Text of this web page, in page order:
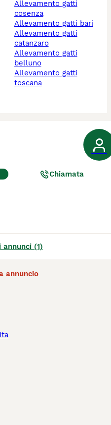
allevamento gatti
cosenza
allevamento gatti bari
allevamento gatti
catanzaro
allevamento gatti
belluno
allevamento gatti
toscana
Chiamata
annunci (1)
annuncio